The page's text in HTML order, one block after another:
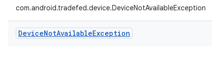
com.android.tradefed.device.DeviceNotAvailableException
DeviceNotAvailableException